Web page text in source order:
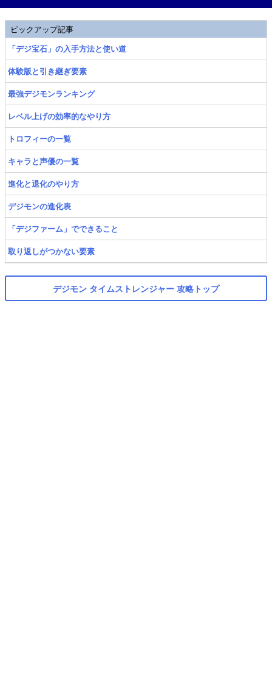
ピックアップ記事
「デジ宝石」の入手方法と使い道
体験版と引き継ぎ要素
最強デジモンランキング
レベル上げの効率的なやり方
トロフィーの一覧
キャラと声優の一覧
進化と退化のやり方
デジモンの進化表
「デジファーム」でできること
取り返しがつかない要素
デジモン タイムストレンジャー 攻略トップ